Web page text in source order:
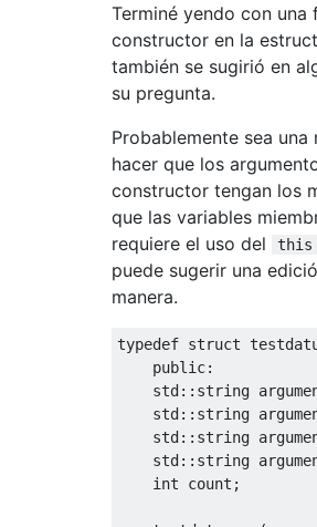
Terminé yendo con una
constructor en la
también se sugirió en
su pregunta.
Probablemente sea una
hacer que los
constructor tengan los
que las variables
requiere el uso del
this
puede sugerir una
manera.
typedef struct
public:
    std
:: string
    std
:: string
    std
:: string
    std
:: string
int count ;